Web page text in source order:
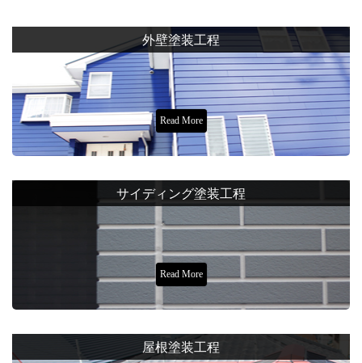
外壁塗装工程
Read More
サイディング塗装工程
Read More
屋根塗装工程